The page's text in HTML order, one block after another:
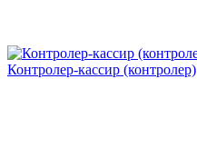
Контролер-кассир (контролер)